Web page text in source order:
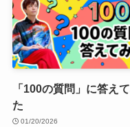
「100の質問」に答え
た
01/20/2026